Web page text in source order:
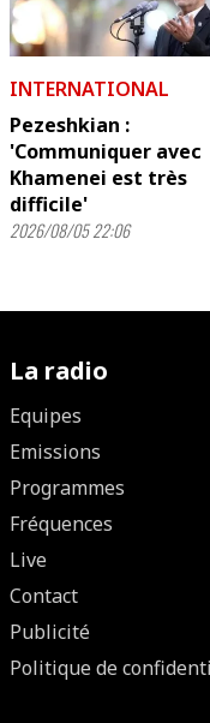
INTERNATIONAL
Pezeshkian :
'Communiquer avec
Khamenei est très
difficile'
2026/08/05 22:06
La radio
Equipes
Emissions
Programmes
Fréquences
Live
Contact
Publicité
Politique de